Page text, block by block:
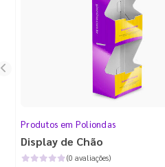
Produtos em Poliondas
Display de Chão
(0 avaliações)